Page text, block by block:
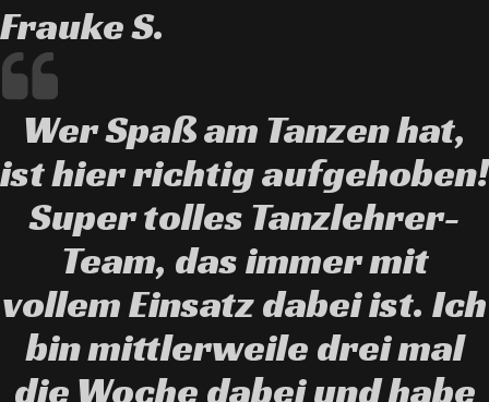
Frauke S.
Wer Spaß am Tanzen hat,
ist hier richtig aufgehoben!
Super tolles Tanzlehrer-
Team, das immer mit
vollem Einsatz dabei ist. Ich
bin mittlerweile drei mal
die Woche dabei und habe